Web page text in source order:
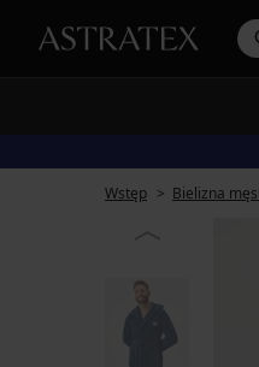
Wstęp Bielizna